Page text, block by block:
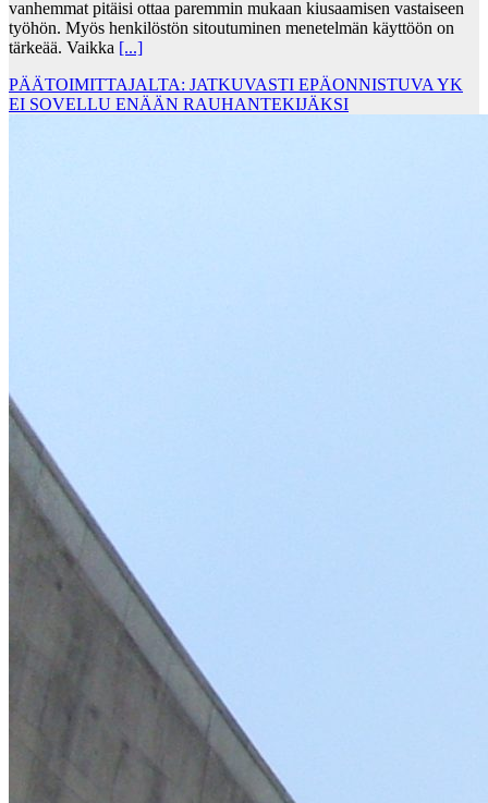
vanhemmat pitäisi ottaa paremmin mukaan kiusaamisen vastaiseen
työhön. Myös henkilöstön sitoutuminen menetelmän käyttöön on
tärkeää. Vaikka [...]
PÄÄTOIMITTAJALTA: JATKUVASTI EPÄONNISTUVA YK
EI SOVELLU ENÄÄN RAUHANTEKIJÄKSI